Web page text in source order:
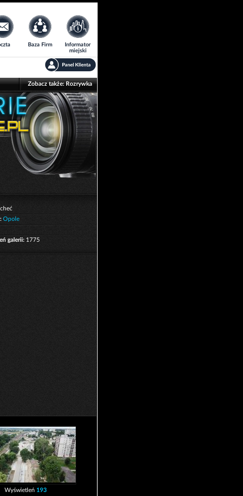
Baza Firm
Informator
miejski
Zobacz także:Rozrywka
Opole
galerii: 1775
Wyświetleń 193